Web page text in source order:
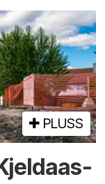
PLUSS